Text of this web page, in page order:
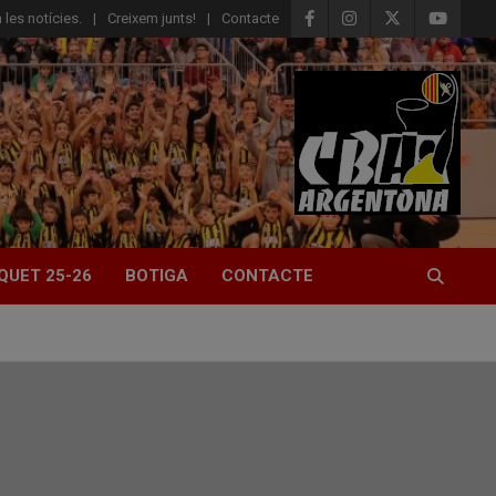
les notícies. Creixem junts! Contacte
25-26 BOTIGA CONTACTE